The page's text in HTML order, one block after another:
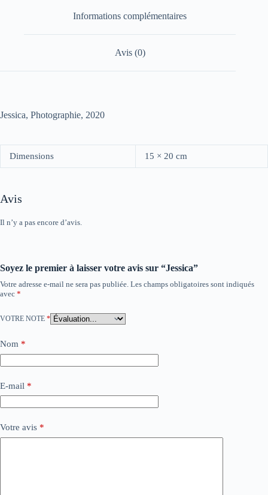
Informations complémentaires
Avis (0)
Jessica, Photographie, 2020
Dimensions 15 × 20 cm
Avis
Il n’y a pas encore d’avis.
Soyez le premier à laisser votre avis sur “Jessica”
Votre adresse e-mail ne sera pas publiée. Les champs obligatoires sont indiqués
avec *
VOTRE NOTE *
Nom *
E-mail *
Votre avis *